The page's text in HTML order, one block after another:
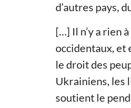
d’autres pays,
[…] Il n’y a rien
occidentaux, et
le droit des
Ukrainiens, les
soutient le